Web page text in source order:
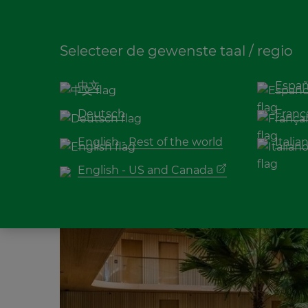
Selecteer de gewenste taal / regio
中文
Deutsch
English - Rest of the world
English - US and Canada
Waarom een
van de toekomst